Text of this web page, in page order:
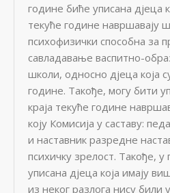
године биће уписана дјеца
текуће године навршавају
психофизички способна за
савладавање васпитно-
школи, односно дјеца која
године. Такође, могу бити
краја текуће године
коју Комисија у саставу:
и наставник разредне
психичку зрелост. Такође,
уписана дјеца која имају
из неког разлога нису били